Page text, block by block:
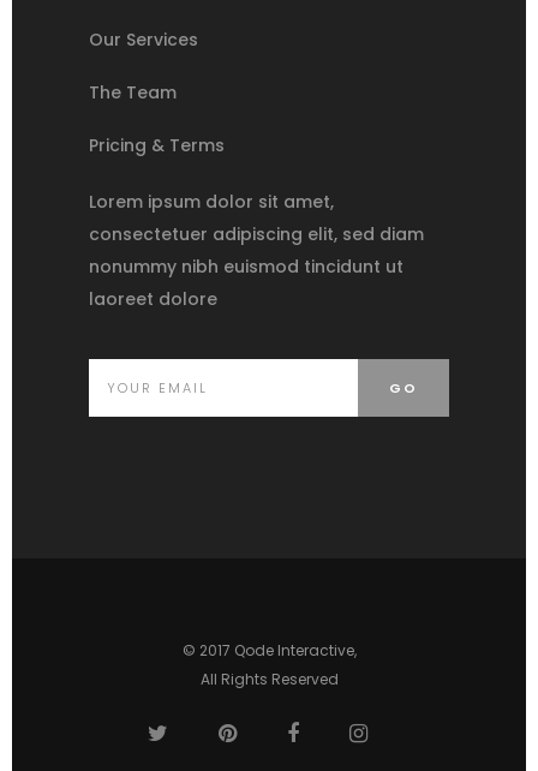
Our Services
The Team
Pricing & Terms
Lorem ipsum dolor sit amet,
consectetuer adipiscing elit, sed diam
nonummy nibh euismod tincidunt ut
laoreet dolore
© 2017 Qode Interactive,
All Rights Reserved